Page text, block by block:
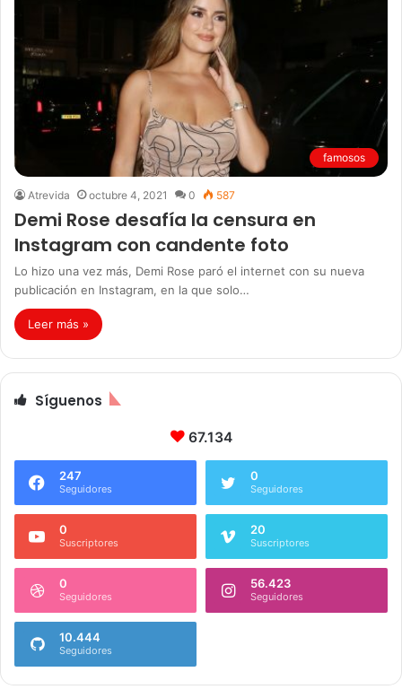
famosos
Atrevida octubre 4, 2021 0 587
Demi Rose desafía la censura en
Instagram con candente foto
Lo hizo una vez más, Demi Rose paró el internet con su nueva
publicación en Instagram, en la que solo…
Leer más »
Síguenos
67.134
247
Seguidores
0
Seguidores
0
Suscriptores
20
Suscriptores
0
Seguidores
56.423
Seguidores
10.444
Seguidores